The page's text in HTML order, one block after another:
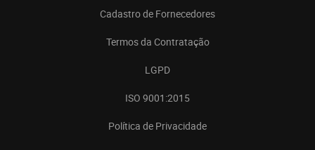
Cadastro de Fornecedores
Termos da Contratação
LGPD
ISO 9001:2015
Política de Privacidade